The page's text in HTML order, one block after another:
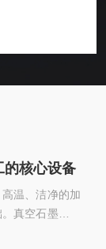
海复旦大学、
培养基地。公
复合材料和锂
的核心设备
温、洁净的加
真空石墨炉作